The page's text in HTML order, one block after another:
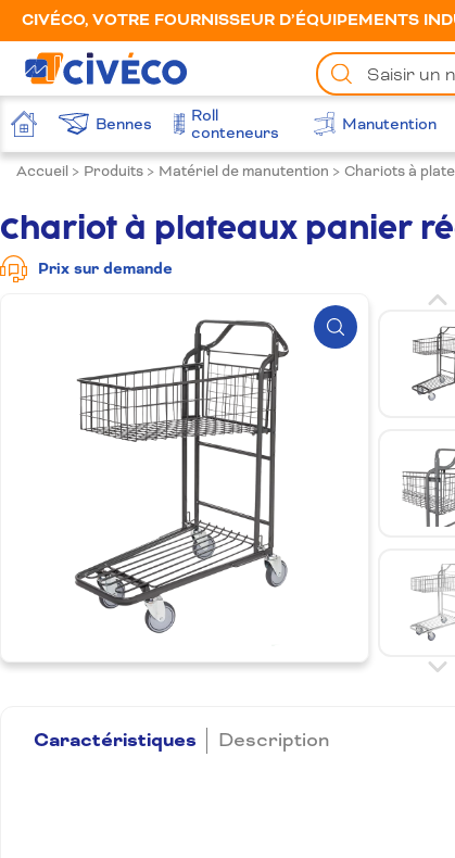
CIVÉCO, VOTRE FOURNISSEUR D’ÉQUIPEMENTS
Chercher
un
produit
Accueil Bennes
Roll
conteneurs
Manutention
Accueil > Produits > Matériel de manutention > Chariots à
Chariot à plateaux panier
Prix sur demande
Zoom
Caractéristiques Description